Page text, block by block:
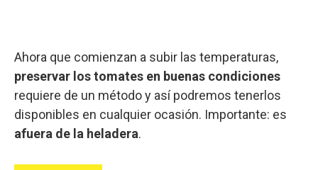
Ahora que comienzan a subir las temperaturas,
preservar los tomates en buenas condiciones
requiere de un método y así podremos tenerlos
disponibles en cualquier ocasión. Importante: es
afuera de la heladera.